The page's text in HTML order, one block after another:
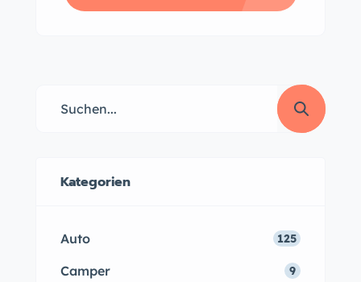
Kategorien
Auto 125
Camper 9